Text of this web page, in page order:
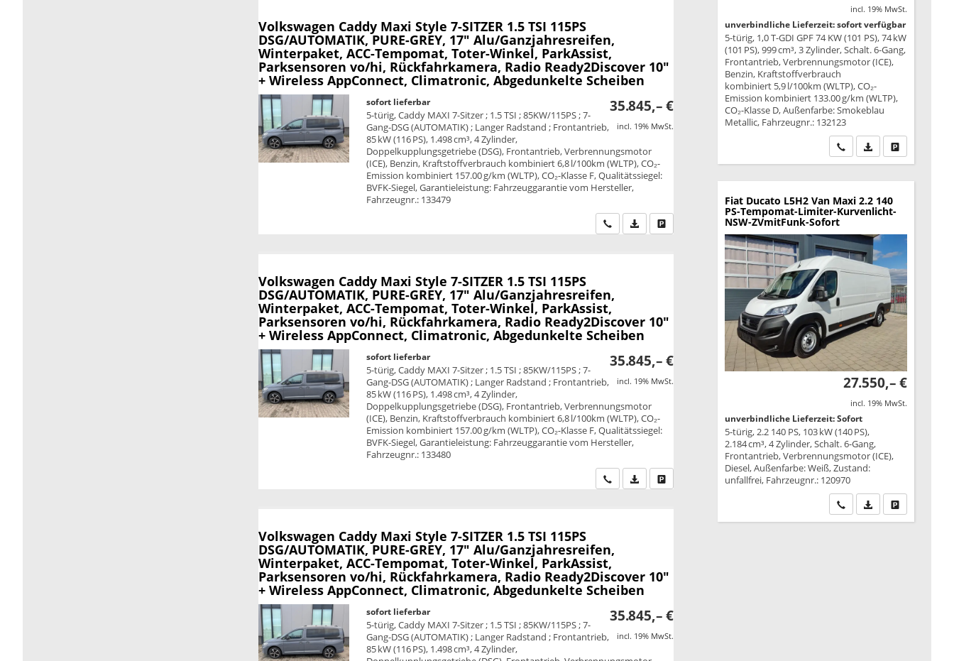
Volkswagen Caddy Maxi Style 7-SITZER 1.5 TSI 115PS
DSG/AUTOMATIK, PURE-GREY, 17" Alu/Ganzjahresreifen,
Winterpaket, ACC-Tempomat, Toter-Winkel, ParkAssist,
Parksensoren vo/hi, Rückfahrkamera, Radio Ready2Discover 10"
+ Wireless AppConnect, Climatronic, Abgedunkelte Scheiben
35.845,– €
incl. 19% MwSt.
sofort lieferbar
5-türig, Caddy MAXI 7-Sitzer ; 1.5 TSI ; 85KW/115PS ; 7-
Gang-DSG (AUTOMATIK) ; Langer Radstand ; Frontantrieb,
85 kW (116 PS), 1.498 cm³, 4 Zylinder,
Doppelkupplungsgetriebe (DSG), Frontantrieb, Verbrennungsmotor
(ICE), Benzin, Kraftstoffverbrauch kombiniert 6,8 l/100km (WLTP), CO₂-
Emission kombiniert 157.00 g/km (WLTP), CO₂-Klasse F, Qualitätssiegel:
BVFK-Siegel, Garantieleistung: Fahrzeuggarantie vom Hersteller,
Fahrzeugnr.: 133479
Wir rufen Sie anPDF-Datei, Fahrzeugexposé drucken
Drucken, parken oder vergleichen
Volkswagen Caddy Maxi Style 7-SITZER 1.5 TSI 115PS
DSG/AUTOMATIK, PURE-GREY, 17" Alu/Ganzjahresreifen,
Winterpaket, ACC-Tempomat, Toter-Winkel, ParkAssist,
Parksensoren vo/hi, Rückfahrkamera, Radio Ready2Discover 10"
+ Wireless AppConnect, Climatronic, Abgedunkelte Scheiben
35.845,– €
incl. 19% MwSt.
sofort lieferbar
5-türig, Caddy MAXI 7-Sitzer ; 1.5 TSI ; 85KW/115PS ; 7-
Gang-DSG (AUTOMATIK) ; Langer Radstand ; Frontantrieb,
85 kW (116 PS), 1.498 cm³, 4 Zylinder,
Doppelkupplungsgetriebe (DSG), Frontantrieb, Verbrennungsmotor
(ICE), Benzin, Kraftstoffverbrauch kombiniert 6,8 l/100km (WLTP), CO₂-
Emission kombiniert 157.00 g/km (WLTP), CO₂-Klasse F, Qualitätssiegel:
BVFK-Siegel, Garantieleistung: Fahrzeuggarantie vom Hersteller,
Fahrzeugnr.: 133480
Wir rufen Sie anPDF-Datei, Fahrzeugexposé drucken
Drucken, parken oder vergleichen
Volkswagen Caddy Maxi Style 7-SITZER 1.5 TSI 115PS
DSG/AUTOMATIK, PURE-GREY, 17" Alu/Ganzjahresreifen,
Winterpaket, ACC-Tempomat, Toter-Winkel, ParkAssist,
Parksensoren vo/hi, Rückfahrkamera, Radio Ready2Discover 10"
+ Wireless AppConnect, Climatronic, Abgedunkelte Scheiben
35.845,– €
incl. 19% MwSt.
sofort lieferbar
5-türig, Caddy MAXI 7-Sitzer ; 1.5 TSI ; 85KW/115PS ; 7-
Gang-DSG (AUTOMATIK) ; Langer Radstand ; Frontantrieb,
85 kW (116 PS), 1.498 cm³, 4 Zylinder,
incl. 19% MwSt.
unverbindliche Lieferzeit: sofort verfügbar
5-türig, 1,0 T-GDI GPF 74 KW (101 PS), 74 kW
(101 PS), 999 cm³, 3 Zylinder, Schalt. 6-Gang,
Frontantrieb, Verbrennungsmotor (ICE),
Benzin, Kraftstoffverbrauch
kombiniert 5,9 l/100km (WLTP), CO₂-
Emission kombiniert 133.00 g/km (WLTP),
CO₂-Klasse D, Außenfarbe: Smokeblau
Metallic, Fahrzeugnr.: 132123
Wir rufen Sie an
PDF-Datei,Drucken,
Fiat Ducato L5H2 Van Maxi 2.2 140
PS-Tempomat-Limiter-Kurvenlicht-
NSW-ZVmitFunk-Sofort
27.550,– €
incl. 19% MwSt.
unverbindliche Lieferzeit: Sofort
5-türig, 2.2 140 PS, 103 kW (140 PS),
2.184 cm³, 4 Zylinder, Schalt. 6-Gang,
Frontantrieb, Verbrennungsmotor (ICE),
Diesel, Außenfarbe: Weiß, Zustand:
unfallfrei, Fahrzeugnr.: 120970
Wir rufen Sie an
PDF-Datei,Drucken,